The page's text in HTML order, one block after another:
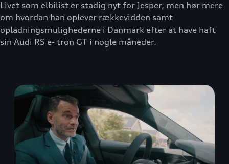
Livet som elbilist er stadig nyt for Jesper, men hør mere
om hvordan han oplever rækkevidden samt
opladningsmulighederne i Danmark efter at have haft
sin Audi RS e- tron GT i nogle måneder.